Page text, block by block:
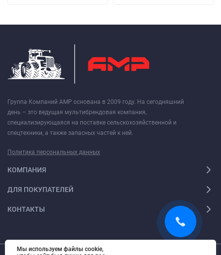
Группа Компаний АМР основана в 2009 году. На сегодняшний
день – это ведущая мультибрендовая компания,
специализирующаяся на поставке сельскохозяйственной и
спецтехники, а также запасных частей к ней.
Политика персональных данных
КОМПАНИЯ
ДЛЯ ПОКУПАТЕЛЕЙ
КОНТАКТЫ
Мы используем файлы cookie,